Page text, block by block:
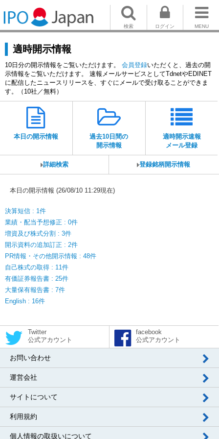
MENU
ログイン
検索
適時開示情報
10日分の開示情報をご覧いただけます。 会員登録いただくと、過去の開
示情報をご覧いただけます。 速報メールサービスとしてTdnetやEDINET
に配信したニュースリリースを、すぐにメールで受け取ることができま
す。（10社／無料）
本日の開示情報
過去10日間の
開示情報
適時開示速報
メール登録
詳細検索 登録銘柄開示情報
本日の開示情報 (26/08/10 11:29現在)
決算短信 : 1件
業績・配当予想修正 : 0件
増資及び株式分割 : 3件
開示資料の追加訂正 : 2件
PR情報・その他開示情報 : 48件
自己株式の取得 : 11件
有価証券報告書 : 25件
大量保有報告書 : 7件
English : 16件
Twitter
公式アカウント
facebook
公式アカウント
お問い合わせ
運営会社
サイトについて
利用規約
個人情報の取扱いについて